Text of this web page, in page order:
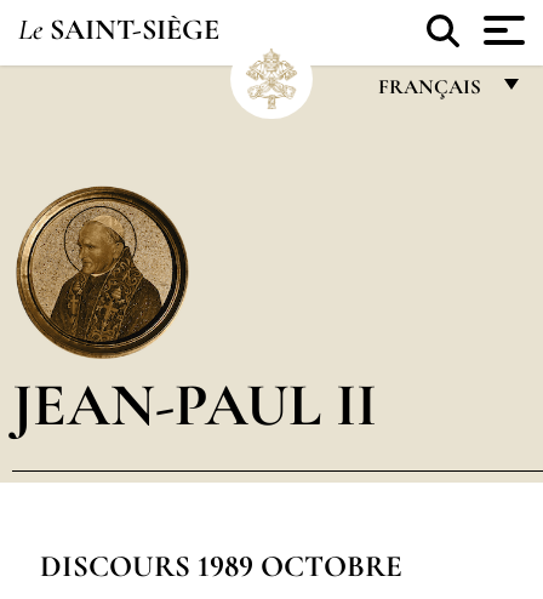
Le SAINT-SIÈGE
FRANÇAIS
العربيّة
LATINE
JEAN-PAUL II
DISCOURS 1989 OCTOBRE